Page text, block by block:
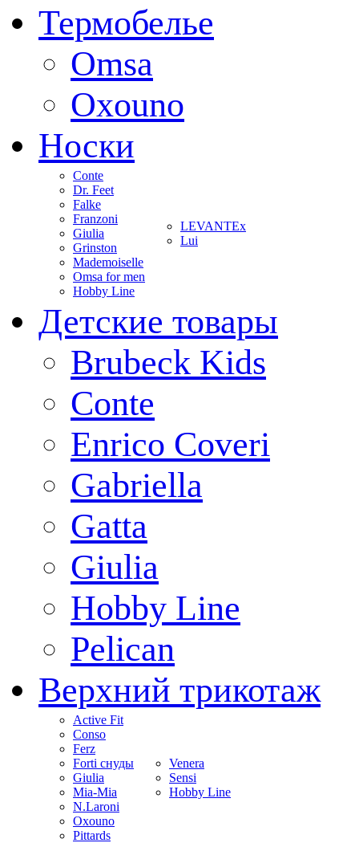
Термобелье
Omsa
Oxouno
Носки
Conte
Dr. Feet
Falke
Franzoni
Giulia
Grinston
Mademoiselle
Omsa for men
Hobby Line
LEVANTEx
Lui
Детские товары
Brubeck Kids
Conte
Enrico Coveri
Gabriella
Gatta
Giulia
Hobby Line
Pelican
Верхний трикотаж
Active Fit
Conso
Ferz
Forti снуды
Giulia
Mia-Mia
N.Laroni
Oxouno
Pittards
Venera
Sensi
Hobby Line